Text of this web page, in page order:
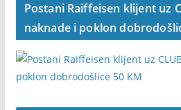
Postani Raiffeisen klijent uz
naknade i poklon